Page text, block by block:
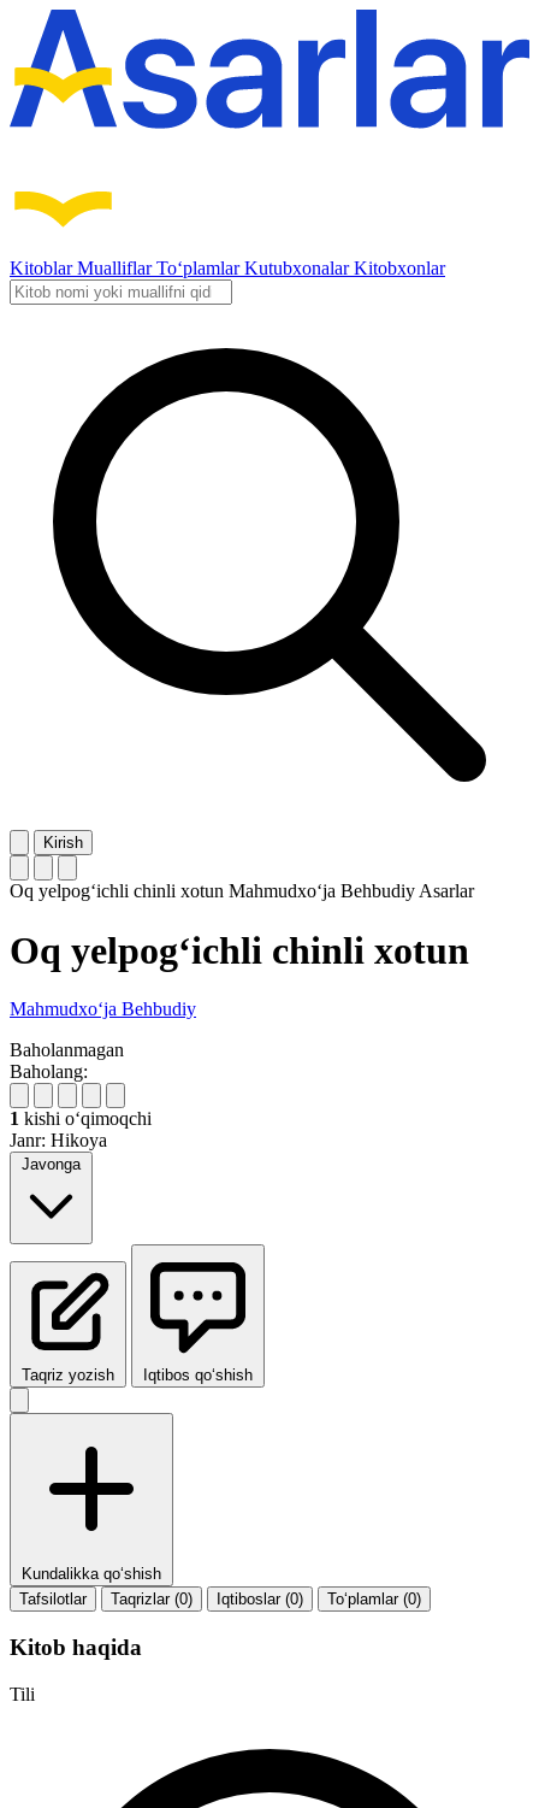
KitoblarMualliflarTo‘plamlarKutubxonalarKitobxonlar
Kirish
Oq yelpog‘ichli chinli xotun Mahmudxo‘ja BehbudiyAsarlar
Oq yelpog‘ichli chinli xotun
Mahmudxo‘ja Behbudiy
Baholanmagan
Baholang:
1 kishi oʻqimoqchi
Janr: Hikoya
Javonga
Taqriz yozish Iqtibos qo‘shish
Kundalikka qo‘shish
Tafsilotlar
Taqrizlar (0) Iqtiboslar (0) To‘plamlar (0)
Kitob haqida
Tili